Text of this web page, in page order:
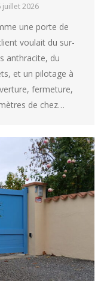
juillet 2026
une porte de
voulait du sur-
anthracite, du
et un pilotage à
fermeture,
de chez…